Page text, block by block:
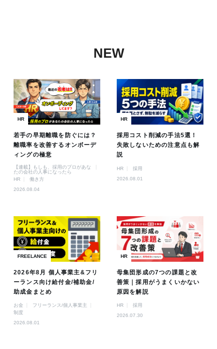
NEW
HR
若手の早期離職を防ぐには？
離職率を改善するオンボーデ
ィングの極意
【連載】もしも、採用のプロがあな
たの会社の人事になったら
HR
働き方
2026.08.04
HR
採用コスト削減の手法5選！
失敗しないための注意点も解
説
HR
採用
2026.08.01
FREELANCE
2026年8月 個人事業主&フリ
ーランス向け給付金/補助金/
助成金まとめ
お金
フリーランス/個人事業主
制度
2026.08.01
HR
母集団形成の7つの課題と改
善策｜採用がうまくいかない
原因を解説
HR
採用
2026.07.30